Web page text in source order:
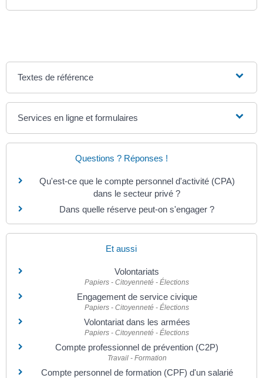
Textes de référence
Services en ligne et formulaires
Questions ? Réponses !
Qu'est-ce que le compte personnel d'activité (CPA)
dans le secteur privé ?
Dans quelle réserve peut-on s'engager ?
Et aussi
Volontariats
Papiers - Citoyenneté - Élections
Engagement de service civique
Papiers - Citoyenneté - Élections
Volontariat dans les armées
Papiers - Citoyenneté - Élections
Compte professionnel de prévention (C2P)
Travail - Formation
Compte personnel de formation (CPF) d'un salarié